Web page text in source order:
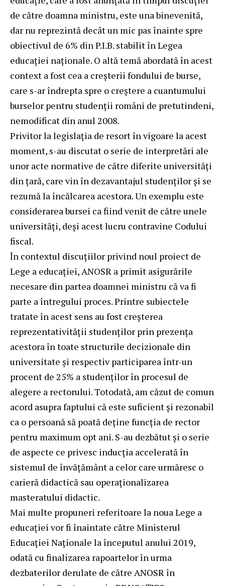
de către doamna ministru, este una binevenită,
dar nu reprezintă decât un mic pas înainte spre
obiectivul de 6% din P.I.B. stabilit în Legea
educației naționale. O altă temă abordată în acest
context a fost cea a creșterii fondului de burse,
care s-ar îndrepta spre o creștere a cuantumului
burselor pentru studenții români de pretutindeni,
nemodificat din anul 2008.
Privitor la legislația de resort în vigoare la acest
moment, s-au discutat o serie de interpretări ale
unor acte normative de către diferite universități
din țară, care vin în dezavantajul studenților și se
rezumă la încălcarea acestora. Un exemplu este
considerarea bursei ca fiind venit de către unele
universități, deși acest lucru contravine Codului
fiscal.
În contextul discuțiilor privind noul proiect de
Lege a educației, ANOSR a primit asigurările
necesare din partea doamnei ministru că va fi
parte a întregului proces. Printre subiectele
tratate în acest sens au fost creșterea
reprezentativității studenților prin prezența
acestora în toate structurile decizionale din
universitate și respectiv participarea într-un
procent de 25% a studenților în procesul de
alegere a rectorului. Totodată, am căzut de comun
acord asupra faptului că este suficient și rezonabil
ca o persoană să poată deține funcția de rector
pentru maximum opt ani. S-au dezbătut și o serie
de aspecte ce privesc inducția accelerată în
sistemul de învățământ a celor care urmăresc o
carieră didactică sau operaționalizarea
masteratului didactic.
Mai multe propuneri referitoare la noua Lege a
educației vor fi înaintate către Ministerul
Educației Naționale la începutul anului 2019,
odată cu finalizarea rapoartelor în urma
dezbaterilor derulate de către ANOSR în